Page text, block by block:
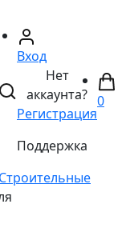
Вход
Нет
аккаунта?
Регистрация
Поддержка
0
Строительные